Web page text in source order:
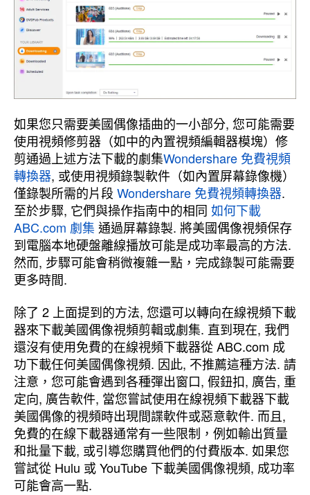
如果您只需要美國偶像插曲的一小部分, 您可能需要
使用視頻修剪器（如中的內置視頻編輯器模塊）修
剪通過上述方法下載的劇集Wondershare 免費視頻
轉換器, 或使用視頻錄製軟件（如內置屏幕錄像機）
僅錄製所需的片段Wondershare 免費視頻轉換器.
至於步驟, 它們與操作指南中的相同 如何下載
ABC.com 劇集 通過屏幕錄製. 將美國偶像視頻保存
到電腦本地硬盤離線播放可能是成功率最高的方法.
然而, 步驟可能會稍微複雜一點，完成錄製可能需要
更多時間.
除了 2 上面提到的方法, 您還可以轉向在線視頻下載
器來下載美國偶像視頻剪輯或劇集. 直到現在, 我們
還沒有使用免費的在線視頻下載器從 ABC.com 成
功下載任何美國偶像視頻. 因此, 不推薦這種方法. 請
注意，您可能會遇到各種彈出窗口, 假鈕扣, 廣告, 重
定向, 廣告軟件, 當您嘗試使用在線視頻下載器下載
美國偶像的視頻時出現間諜軟件或惡意軟件. 而且,
免費的在線下載器通常有一些限制，例如輸出質量
和批量下載, 或引導您購買他們的付費版本. 如果您
嘗試從 Hulu 或 YouTube 下載美國偶像視頻, 成功率
可能會高一點.